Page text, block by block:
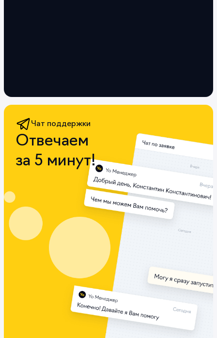
Чат поддержки
Отвечаем
за 5 минут!